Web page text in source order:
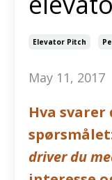
Elevator Pitch
May 11, 2017
Hva
driver du